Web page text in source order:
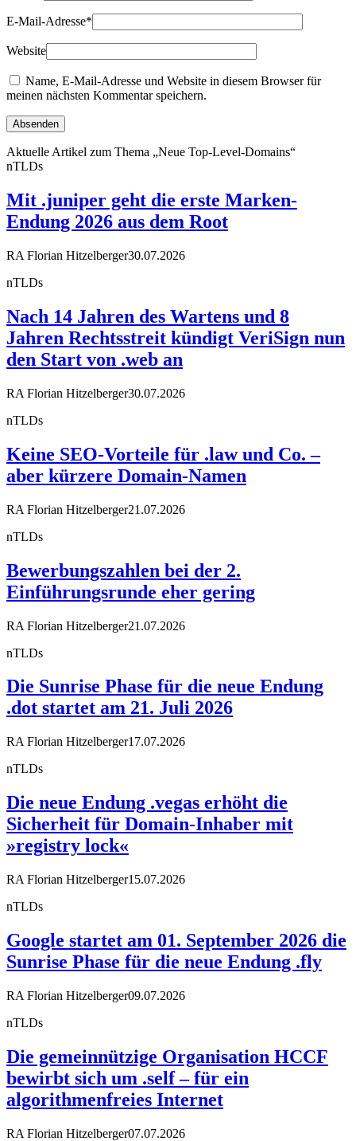
E-Mail-Adresse*
Website
Name, E-Mail-Adresse und Website in diesem Browser für
meinen nächsten Kommentar speichern.
Aktuelle Artikel zum Thema „Neue Top-Level-Domains“
nTLDs
Mit .juniper geht die erste Marken-
Endung 2026 aus dem Root
RA Florian Hitzelberger30.07.2026
nTLDs
Nach 14 Jahren des Wartens und 8
Jahren Rechtsstreit kündigt VeriSign nun
den Start von .web an
RA Florian Hitzelberger30.07.2026
nTLDs
Keine SEO-Vorteile für .law und Co. –
aber kürzere Domain-Namen
RA Florian Hitzelberger21.07.2026
nTLDs
Bewerbungszahlen bei der 2.
Einführungsrunde eher gering
RA Florian Hitzelberger21.07.2026
nTLDs
Die Sunrise Phase für die neue Endung
.dot startet am 21. Juli 2026
RA Florian Hitzelberger17.07.2026
nTLDs
Die neue Endung .vegas erhöht die
Sicherheit für Domain-Inhaber mit
»registry lock«
RA Florian Hitzelberger15.07.2026
nTLDs
Google startet am 01. September 2026 die
Sunrise Phase für die neue Endung .fly
RA Florian Hitzelberger09.07.2026
nTLDs
Die gemeinnützige Organisation HCCF
bewirbt sich um .self – für ein
algorithmenfreies Internet
RA Florian Hitzelberger07.07.2026